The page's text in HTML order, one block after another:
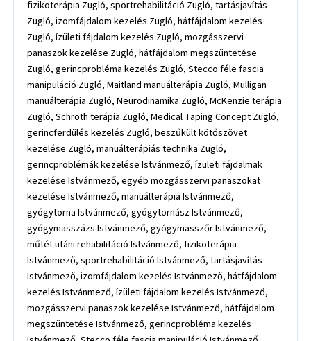
fizikoterápia Zugló, sportrehabilitáció Zugló, tartásjavítás
Zugló, izomfájdalom kezelés Zugló, hátfájdalom kezelés
Zugló, ízületi fájdalom kezelés Zugló, mozgásszervi
panaszok kezelése Zugló, hátfájdalom megszüntetése
Zugló, gerincprobléma kezelés Zugló, Stecco féle fascia
manipuláció Zugló, Maitland manuálterápia Zugló, Mulligan
manuálterápia Zugló, Neurodinamika Zugló, McKenzie terápia
Zugló, Schroth terápia Zugló, Medical Taping Concept Zugló,
gerincferdülés kezelés Zugló, beszűkült kötőszövet
kezelése Zugló, manuálterápiás technika Zugló,
gerincproblémák kezelése Istvánmező, ízületi fájdalmak
kezelése Istvánmező, egyéb mozgásszervi panaszokat
kezelése Istvánmező, manuálterápia Istvánmező,
gyógytorna Istvánmező, gyógytornász Istvánmező,
gyógymasszázs Istvánmező, gyógymasszőr Istvánmező,
műtét utáni rehabilitáció Istvánmező, fizikoterápia
Istvánmező, sportrehabilitáció Istvánmező, tartásjavítás
Istvánmező, izomfájdalom kezelés Istvánmező, hátfájdalom
kezelés Istvánmező, ízületi fájdalom kezelés Istvánmező,
mozgásszervi panaszok kezelése Istvánmező, hátfájdalom
megszüntetése Istvánmező, gerincprobléma kezelés